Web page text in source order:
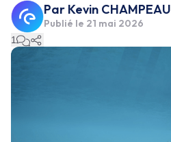
Par Kevin CHAMPEAU
Publié le 21 mai 2026
1